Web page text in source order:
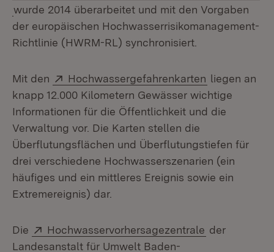
(Öffnet in neuem Fenster)
wurde 2014 überarbeitet und mit den Vorgaben
der europäischen Hochwasserrisikomanagement-
Richtlinie (HWRM-RL) synchronisiert.
Mit den Extern:
Hochwassergefahrenkarten (Öffnet in
liegen an
knapp 12.000 Kilometern Gewässer wichtige
Informationen für die Öffentlichkeit und die
Verwaltung vor. Die Karten stellen die
Überflutungsflächen und Überflutungstiefen für
drei verschiedene Hochwasserszenarien (ein
häufiges und ein mittleres Ereignis sowie ein
Extremereignis) dar.
Die Extern:
Hochwasservorhersagezentrale (Öffnet in
der
Landesanstalt für Umwelt Baden-